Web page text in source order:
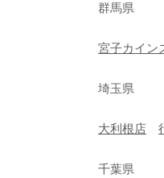
群馬県
宮子カイン
埼玉県
大利根店
千葉県